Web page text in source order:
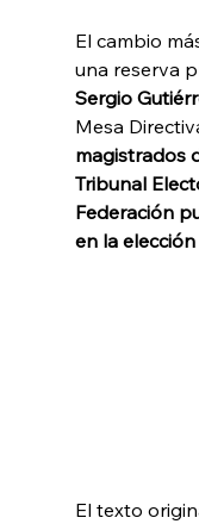
El cambio
una reserva
Sergio
Mesa
magistrados
Tribunal
Federación
en la
El texto